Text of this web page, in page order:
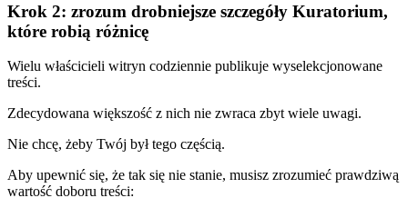
Krok 2: zrozum drobniejsze szczegóły Kuratorium,
które robią różnicę
Wielu właścicieli witryn codziennie publikuje wyselekcjonowane
treści.
Zdecydowana większość z nich nie zwraca zbyt wiele uwagi.
Nie chcę, żeby Twój był tego częścią.
Aby upewnić się, że tak się nie stanie, musisz zrozumieć prawdziwą
wartość doboru treści: